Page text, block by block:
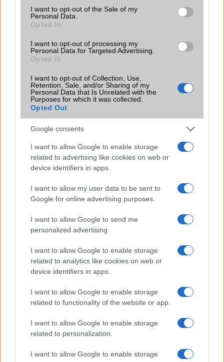
consent section.
I want to opt-out of the Sale of my
Personal Data.
Opted In
I want to opt-out of processing my
Personal Data for Targeted Advertising.
Opted In
I want to opt-out of Collection, Use,
Retention, Sale, and/or Sharing of my
Personal Data that Is Unrelated with the
Purposes for which it was collected.
Opted Out
Google consents
I want to allow Google to enable storage
related to advertising like cookies on web or
device identifiers in apps.
I want to allow my user data to be sent to
Google for online advertising purposes.
I want to allow Google to send me
personalized advertising.
I want to allow Google to enable storage
related to analytics like cookies on web or
device identifiers in apps.
I want to allow Google to enable storage
related to functionality of the website or app.
I want to allow Google to enable storage
related to personalization.
I want to allow Google to enable storage
meg a mindennapokat
2026.06.14
Android már évek óta olyan intelligens funkciókat kínál,
amelyek maguktól dolgoznak a háttérben.
Ez a rejtett Samsung funkció teljesen
megváltoztatja a mobilhasználatot –
sokan mégsem tudnak róla
Az Edge Panel az egyik leghasznosabb funkció, amely
miközben a Pixel telefonokból továbbra is hiányzik.
A kínaiak tovább támadnak, itt a Redmi Note 4
Három wireless kütyüt hozott a Xiaomi
Újabb rekordot döntött a Xiaomi
Debrecenben nyílik a harmadik Xiaomi Mi Store
Meglepetés: a Xiaomi átvette a piac vezetését!
Xiaomi Mi Fan Fesztivál: az akció eső
Xiaomi x Leica